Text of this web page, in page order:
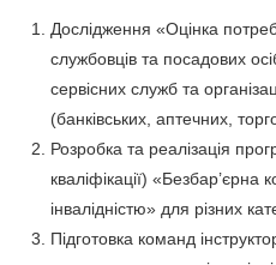
Дослідження «Оцінка
службовців та посадових
сервісних служб та
(банківських, аптечних,
Розробка та реалізація
кваліфікації) «Безбар’єрна
інвалідністю» для різних
Підготовка команд